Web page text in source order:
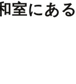
室にあ